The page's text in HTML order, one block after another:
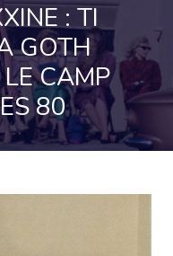
: TI
GOTH
CAMP
80